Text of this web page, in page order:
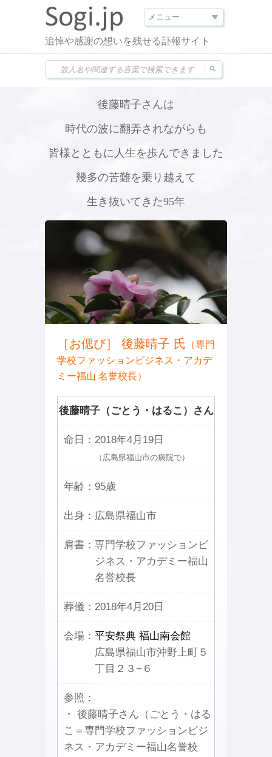
追悼や感謝の想いを残せる訃報サイト
後藤晴子さんは
時代の波に翻弄されながらも
皆様とともに人生を歩んできました
幾多の苦難を乗り越えて
生き抜いてきた95年
［お偲び］ 後藤晴子 氏
（専門
学校ファッションビジネス・アカデ
ミー福山 名誉校長）
後藤晴子（ごとう・はるこ）さん
命日： 2018年4月19日
（広島県福山市の病院で）
年齢： 95歳
出身： 広島県福山市
肩書： 専門学校ファッションビ
ジネス・アカデミー福山
名誉校長
葬儀： 2018年4月20日
会場： 平安祭典 福山南会館
広島県福山市沖野上町５
丁目２３−６
参照：
・ 後藤晴子さん（ごとう・はる
こ＝専門学校ファッションビジ
ネス・アカデミー福山名誉校